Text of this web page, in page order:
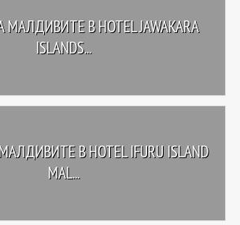
В HOTEL JAWAKARA
ISLANDS...
В HOTEL IFURU ISLAND
MAL...